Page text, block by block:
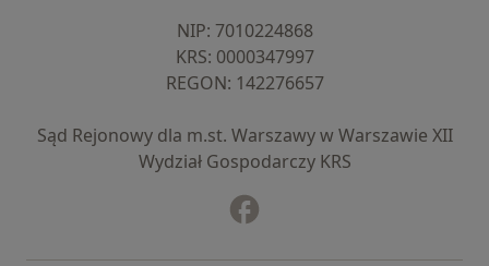
NIP: ⁠7010224868
KRS: ⁠0000347997
REGON: ⁠142276657
Sąd Rejonowy dla m.st. Warszawy w Warszawie XII
Wydział Gospodarczy KRS